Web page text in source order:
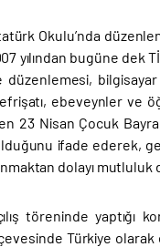
Okulu’nda
bugüne dek
tefrişatı, ebeveynler
Nisan Çocuk
ifade ederek,
dolayı
töreninde yaptığı
Türkiye olarak